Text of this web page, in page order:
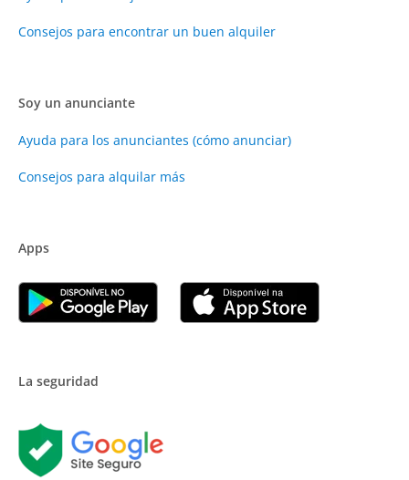
Consejos para encontrar un buen alquiler
Soy un anunciante
Ayuda para los anunciantes (cómo anunciar)
Consejos para alquilar más
Apps
La seguridad